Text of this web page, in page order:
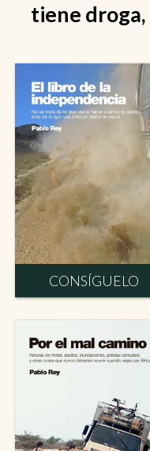
tiene droga,
CONSÍGUELO